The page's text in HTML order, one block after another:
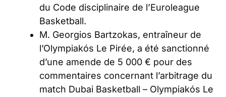
du Code disciplinaire de l’Euroleague
Basketball.
M. Georgios Bartzokas, entraîneur de
l’Olympiakós Le Pirée, a été sanctionné
d’une amende de 5 000 € pour des
commentaires concernant l’arbitrage du
match Dubai Basketball – Olympiakós Le